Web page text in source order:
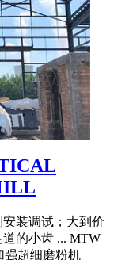
装调试；大到价
的小齿 ... MTW
强超细磨粉机